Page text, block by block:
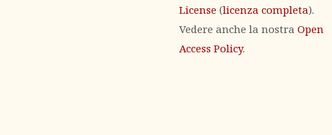
License(licenza completa).
Vedere anche la nostra Open
Access Policy.